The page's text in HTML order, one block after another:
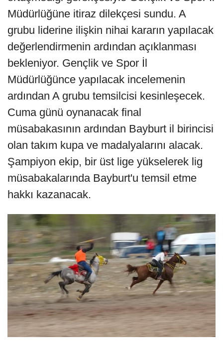
Müdürlüğüne itiraz dilekçesi sundu. A
grubu liderine ilişkin nihai kararın yapılacak
değerlendirmenin ardından açıklanması
bekleniyor. Gençlik ve Spor İl
Müdürlüğünce yapılacak incelemenin
ardından A grubu temsilcisi kesinleşecek.
Cuma günü oynanacak final
müsabakasının ardından Bayburt il birincisi
olan takım kupa ve madalyalarını alacak.
Şampiyon ekip, bir üst lige yükselerek lig
müsabakalarında Bayburt'u temsil etme
hakkı kazanacak.